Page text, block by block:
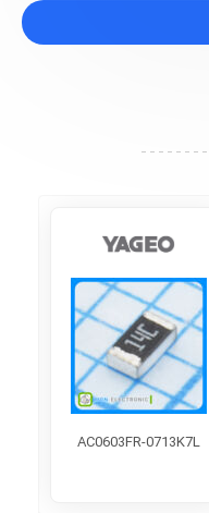
AC0603FR-0713K7L